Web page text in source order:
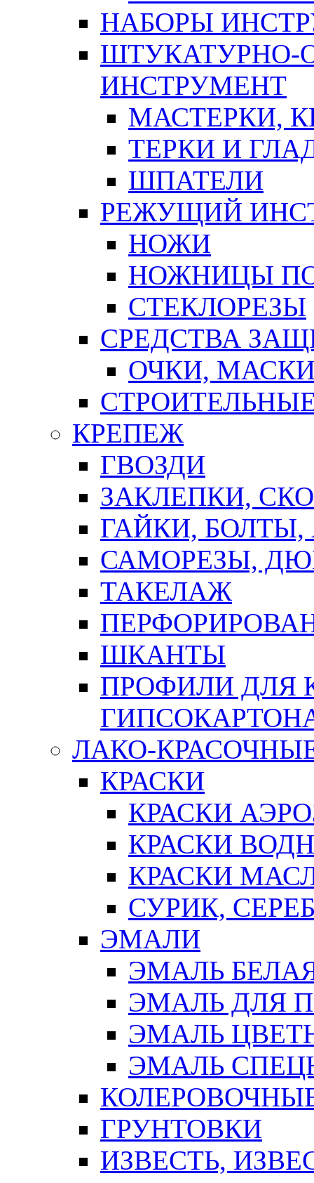
НАБОРЫ
ШТУКАТУРНО-
ИНСТРУМЕНТ
МАСТЕРКИ,
ТЕРКИ И
ШПАТЕЛИ
РЕЖУЩИЙ
НОЖИ
НОЖНИЦЫ
СТЕКЛОРЕЗЫ
СРЕДСТВА
ОЧКИ,
КРЕПЕЖ
ГВОЗДИ
ЗАКЛЕПКИ,
ГАЙКИ,
САМОРЕЗЫ,
ТАКЕЛАЖ
ШКАНТЫ
ПРОФИЛИ ДЛЯ
ЛАКО-
КРАСКИ
КРАСКИ
КРАСКИ
КРАСКИ
СУРИК,
ЭМАЛИ
ЭМАЛЬ
ЭМАЛЬ ДЛЯ
ЭМАЛЬ
ЭМАЛЬ
ГРУНТОВКИ
ИЗВЕСТЬ,